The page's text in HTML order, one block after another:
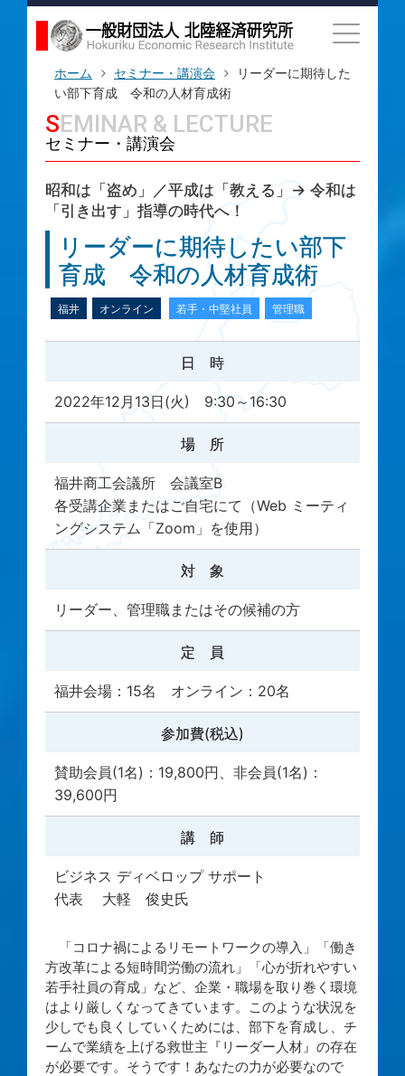
ホーム セミナー・講演会
リーダーに期待した
い部下育成 令和の人材育成術
SEMINAR & LECTURE
セミナー・講演会
昭和は「盗め」／平成は「教える」→ 令和は
「引き出す」指導の時代へ！
リーダーに期待したい部下
育成 令和の人材育成術
福井 オンライン 若手・中堅社員 管理職
日 時
2022年12月13日(火) 9:30～16:30
場 所
福井商工会議所 会議室B
各受講企業またはご自宅にて（Web ミーティ
ングシステム「Zoom」を使用）
対 象
リーダー、管理職またはその候補の方
定 員
福井会場：15名 オンライン：20名
参加費(税込)
賛助会員(1名)：19,800円、非会員(1名)：
39,600円
講 師
ビジネス ディベロップ サポート
代表 大軽 俊史氏
「コロナ禍によるリモートワークの導入」「働き
方改革による短時間労働の流れ」「心が折れやすい
若手社員の育成」など、企業・職場を取り巻く環境
はより厳しくなってきています。このような状況を
少しでも良くしていくためには、部下を育成し、チ
ームで業績を上げる救世主『リーダー人材』の存在
が必要です。そうです！あなたの力が必要なので